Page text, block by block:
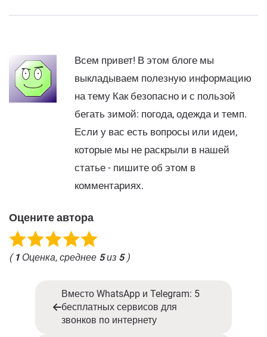
Всем привет! В этом блоге мы
выкладываем полезную информацию
на тему Как безопасно и с пользой
бегать зимой: погода, одежда и темп.
Если у вас есть вопросы или идеи,
которые мы не раскрыли в нашей
статье - пишите об этом в
комментариях.
Оцените автора
( 1 Оценка, среднее 5из 5)
Вместо WhatsApp и Telegram: 5
бесплатных сервисов для
звонков по интернету